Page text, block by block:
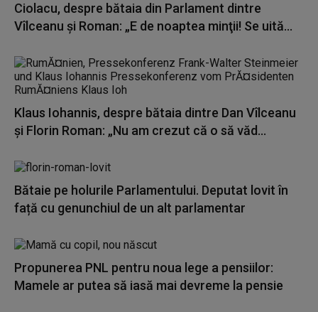
Ciolacu, despre bătaia din Parlament dintre
Vîlceanu şi Roman: „E de noaptea minţii! Se uită...
Klaus Iohannis, despre bătaia dintre Dan Vîlceanu
și Florin Roman: „Nu am crezut că o să văd...
Bătaie pe holurile Parlamentului. Deputat lovit în
față cu genunchiul de un alt parlamentar
Propunerea PNL pentru noua lege a pensiilor:
Mamele ar putea să iasă mai devreme la pensie